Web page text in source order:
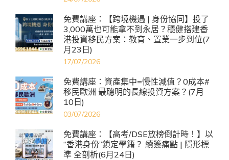
免費講座：【跨境機遇 | 身份協同】投了
3,000萬也可能拿不到永居？穩健搭建香
港投資移民方案：教育、置業一步到位(7
月23日)
17/07/2026
免費講座：資產集中=慢性減值？0成本#
移民歐洲 最聰明的長線投資方案？(7月
10日)
03/07/2026
免費講座：【高考/DSE放榜倒計時！】以
“香港身份”鎖定學籍？ 續簽痛點 | 隱形標
準 全剖析(6月24日)